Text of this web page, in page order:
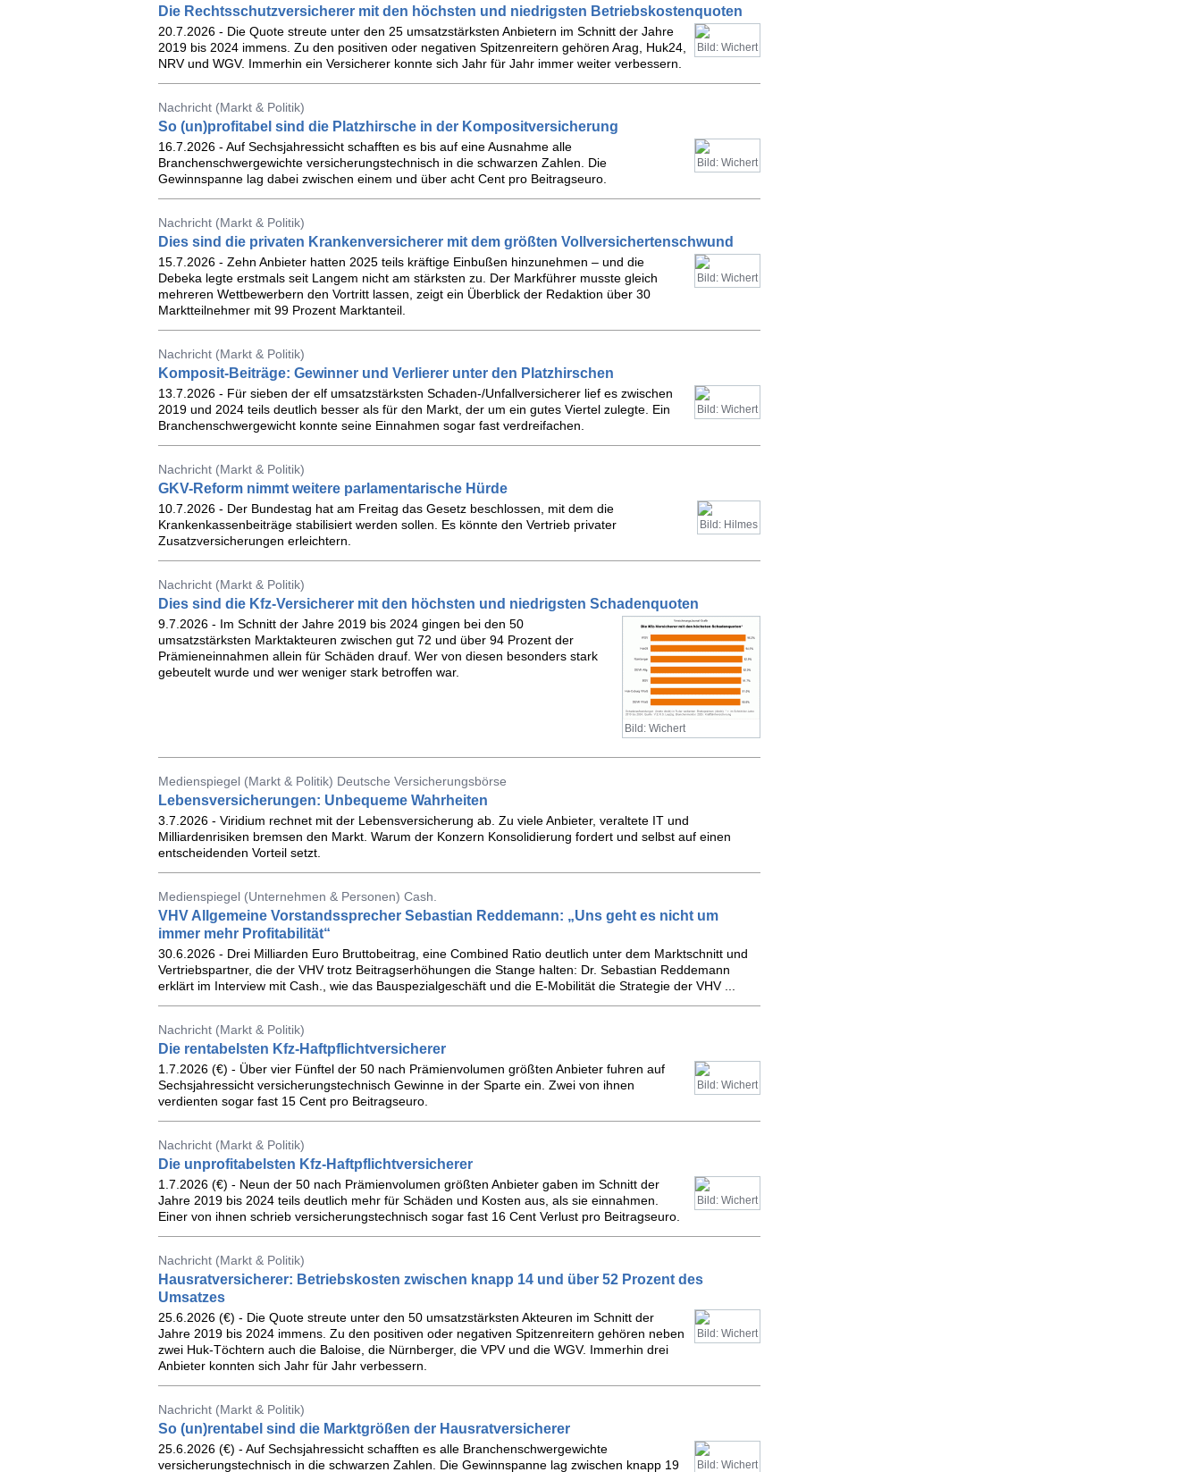
Die Rechtsschutzversicherer mit den höchsten und niedrigsten Betriebskostenquoten
Bild: Wichert
20.7.2026 - Die Quote streute unter den 25 umsatzstärksten Anbietern im Schnitt der Jahre
2019 bis 2024 immens. Zu den positiven oder negativen Spitzenreitern gehören Arag, Huk24,
NRV und WGV. Immerhin ein Versicherer konnte sich Jahr für Jahr immer weiter verbessern.
Nachricht (Markt & Politik)
So (un)profitabel sind die Platzhirsche in der Kompositversicherung
Bild: Wichert
16.7.2026 - Auf Sechsjahressicht schafften es bis auf eine Ausnahme alle
Branchenschwergewichte versicherungstechnisch in die schwarzen Zahlen. Die
Gewinnspanne lag dabei zwischen einem und über acht Cent pro Beitragseuro.
Nachricht (Markt & Politik)
Dies sind die privaten Krankenversicherer mit dem größten Vollversichertenschwund
Bild: Wichert
15.7.2026 - Zehn Anbieter hatten 2025 teils kräftige Einbußen hinzunehmen – und die
Debeka legte erstmals seit Langem nicht am stärksten zu. Der Markführer musste gleich
mehreren Wettbewerbern den Vortritt lassen, zeigt ein Überblick der Redaktion über 30
Marktteilnehmer mit 99 Prozent Marktanteil.
Nachricht (Markt & Politik)
Komposit-Beiträge: Gewinner und Verlierer unter den Platzhirschen
Bild: Wichert
13.7.2026 - Für sieben der elf umsatzstärksten Schaden-/Unfallversicherer lief es zwischen
2019 und 2024 teils deutlich besser als für den Markt, der um ein gutes Viertel zulegte. Ein
Branchenschwergewicht konnte seine Einnahmen sogar fast verdreifachen.
Nachricht (Markt & Politik)
GKV-Reform nimmt weitere parlamentarische Hürde
Bild: Hilmes
10.7.2026 - Der Bundestag hat am Freitag das Gesetz beschlossen, mit dem die
Krankenkassenbeiträge stabilisiert werden sollen. Es könnte den Vertrieb privater
Zusatzversicherungen erleichtern.
Nachricht (Markt & Politik)
Dies sind die Kfz-Versicherer mit den höchsten und niedrigsten Schadenquoten
Bild: Wichert
9.7.2026 - Im Schnitt der Jahre 2019 bis 2024 gingen bei den 50
umsatzstärksten Marktakteuren zwischen gut 72 und über 94 Prozent der
Prämieneinnahmen allein für Schäden drauf. Wer von diesen besonders stark
gebeutelt wurde und wer weniger stark betroffen war.
Medienspiegel (Markt & Politik) Deutsche Versicherungsbörse
Lebensversicherungen: Unbequeme Wahrheiten
3.7.2026 - Viridium rechnet mit der Lebensversicherung ab. Zu viele Anbieter, veraltete IT und
Milliardenrisiken bremsen den Markt. Warum der Konzern Konsolidierung fordert und selbst auf einen
entscheidenden Vorteil setzt.
Medienspiegel (Unternehmen & Personen) Cash.
VHV Allgemeine Vorstandssprecher Sebastian Reddemann: „Uns geht es nicht um
immer mehr Profitabilität“
30.6.2026 - Drei Milliarden Euro Bruttobeitrag, eine Combined Ratio deutlich unter dem Marktschnitt und
Vertriebspartner, die der VHV trotz Beitragserhöhungen die Stange halten: Dr. Sebastian Reddemann
erklärt im Interview mit Cash., wie das Bauspezialgeschäft und die E-Mobilität die Strategie der VHV ...
Nachricht (Markt & Politik)
Die rentabelsten Kfz-Haftpflichtversicherer
Bild: Wichert
1.7.2026 (€) - Über vier Fünftel der 50 nach Prämienvolumen größten Anbieter fuhren auf
Sechsjahressicht versicherungstechnisch Gewinne in der Sparte ein. Zwei von ihnen
verdienten sogar fast 15 Cent pro Beitragseuro.
Nachricht (Markt & Politik)
Die unprofitabelsten Kfz-Haftpflichtversicherer
Bild: Wichert
1.7.2026 (€) - Neun der 50 nach Prämienvolumen größten Anbieter gaben im Schnitt der
Jahre 2019 bis 2024 teils deutlich mehr für Schäden und Kosten aus, als sie einnahmen.
Einer von ihnen schrieb versicherungstechnisch sogar fast 16 Cent Verlust pro Beitragseuro.
Nachricht (Markt & Politik)
Hausratversicherer: Betriebskosten zwischen knapp 14 und über 52 Prozent des
Umsatzes
Bild: Wichert
25.6.2026 (€) - Die Quote streute unter den 50 umsatzstärksten Akteuren im Schnitt der
Jahre 2019 bis 2024 immens. Zu den positiven oder negativen Spitzenreitern gehören neben
zwei Huk-Töchtern auch die Baloise, die Nürnberger, die VPV und die WGV. Immerhin drei
Anbieter konnten sich Jahr für Jahr verbessern.
Nachricht (Markt & Politik)
So (un)rentabel sind die Marktgrößen der Hausratversicherer
Bild: Wichert
25.6.2026 (€) - Auf Sechsjahressicht schafften es alle Branchenschwergewichte
versicherungstechnisch in die schwarzen Zahlen. Die Gewinnspanne lag zwischen knapp 19